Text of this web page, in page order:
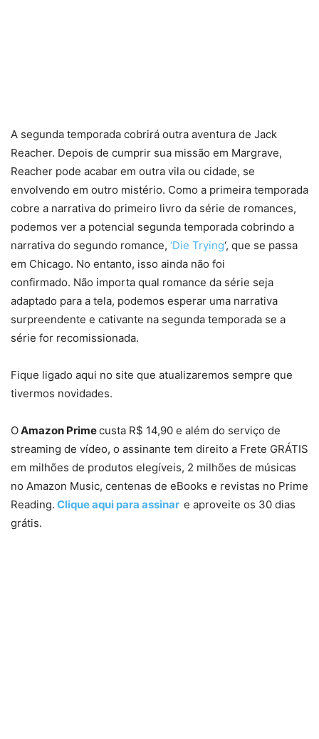
A segunda temporada cobrirá outra aventura de Jack
Reacher. Depois de cumprir sua missão em Margrave,
Reacher pode acabar em outra vila ou cidade, se
envolvendo em outro mistério. Como a primeira temporada
cobre a narrativa do primeiro livro da série de romances,
podemos ver a potencial segunda temporada cobrindo a
narrativa do segundo romance, ‘Die Trying‘, que se passa
em Chicago. No entanto, isso ainda não foi
confirmado. Não importa qual romance da série seja
adaptado para a tela, podemos esperar uma narrativa
surpreendente e cativante na segunda temporada se a
série for recomissionada.
Fique ligado aqui no site que atualizaremos sempre que
tivermos novidades.
OAmazon Primecusta R$ 14,90 e além do serviço de
streaming de vídeo, o assinante tem direito a Frete GRÁTIS
em milhões de produtos elegíveis, 2 milhões de músicas
no Amazon Music, centenas de eBooks e revistas no Prime
Reading. Clique aqui para assinar e aproveite os 30 dias
grátis.